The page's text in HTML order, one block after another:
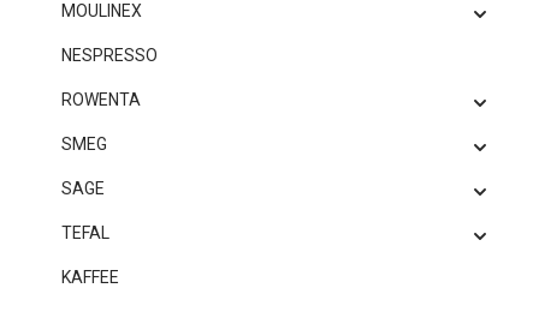
MOULINEX
NESPRESSO
ROWENTA
SMEG
SAGE
TEFAL
KAFFEE